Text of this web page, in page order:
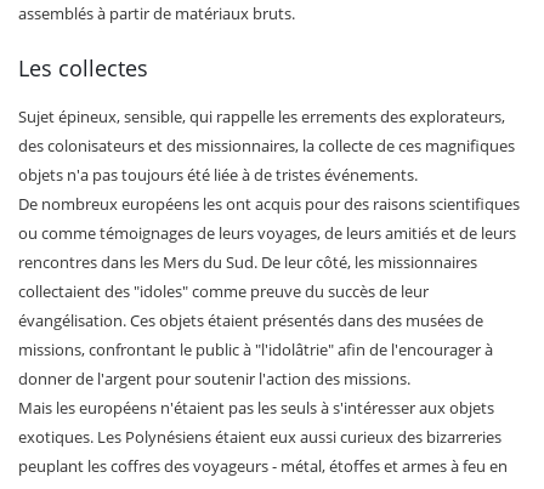
assemblés à partir de matériaux bruts.
Les collectes
Sujet épineux, sensible, qui rappelle les errements des explorateurs,
des colonisateurs et des missionnaires, la collecte de ces magnifiques
objets n'a pas toujours été liée à de tristes événements.
De nombreux européens les ont acquis pour des raisons scientifiques
ou comme témoignages de leurs voyages, de leurs amitiés et de leurs
rencontres dans les Mers du Sud. De leur côté, les missionnaires
collectaient des "idoles" comme preuve du succès de leur
évangélisation. Ces objets étaient présentés dans des musées de
missions, confrontant le public à "l'idolâtrie" afin de l'encourager à
donner de l'argent pour soutenir l'action des missions.
Mais les européens n'étaient pas les seuls à s'intéresser aux objets
exotiques. Les Polynésiens étaient eux aussi curieux des bizarreries
peuplant les coffres des voyageurs - métal, étoffes et armes à feu en